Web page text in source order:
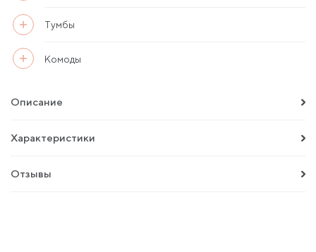
Тумбы
Комоды
Описание
Характеристики
Отзывы